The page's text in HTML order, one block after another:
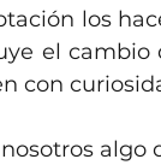
los
el cambio
con
algo